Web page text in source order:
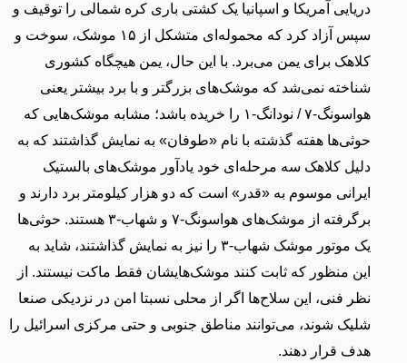
دریایی آمریکا و اسپانیا یک کشتی باری کره شمالی را توقیف و
سپس آزاد کرد که محموله‌ای متشکل از ۱۵ موشک، سوخت و
کلاهک برای یمن می‌برد. با این حال، یمن هیچگاه کشوری
شناخته نمی‌شد که موشک‌های بزرگتر و با برد بیشتر یعنی
هواسونگ-۷
/
نودانگ-۱ را خریده باشد؛ مشابه موشک‌هایی که
حوثی‌ها هفته گذشته با نام «طوفان» به نمایش گذاشتند که به
دلیل کلاهک سه مرحله‌ای خود یادآور موشک‌های بالستیک
ایرانی موسوم به «قدر» است که دو هزار کیلومتر برد دارند و
برگرفته از موشک‌های هواسونگ-۷ و شهاب-۳ هستند. حوثی‌ها
یک موتور موشک شهاب-۳ را نیز به نمایش گذاشتند، شاید به
این منظور که ثابت کنند موشک‌‌هایشان فقط ماکت نیستند. از
نظر فنی، این سلاح‌ها اگر از محلی نسبتا امن در نزدیکی صنعا
شلیک شوند، می‌توانند مناطق جنوبی و حتی مرکزی اسرائیل را
هدف قرار دهند.